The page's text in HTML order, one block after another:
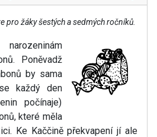
pro žáky šestých a sedmých ročníků.
Poněvadž
by sama
každý den
počínaje)
které měla
Ke Kaččině překvapení jí ale